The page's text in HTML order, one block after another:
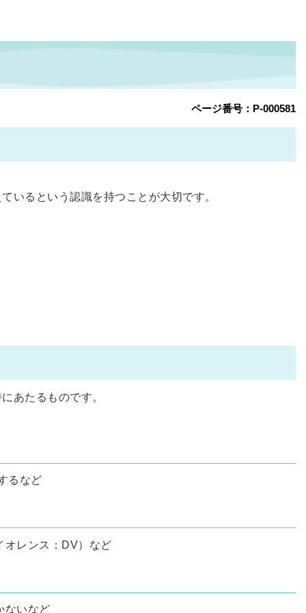
ページ番号：P-000581
いるという認識を持つことが大切です。
あたるものです。
るなど
オレンス：DV）など
ないなど